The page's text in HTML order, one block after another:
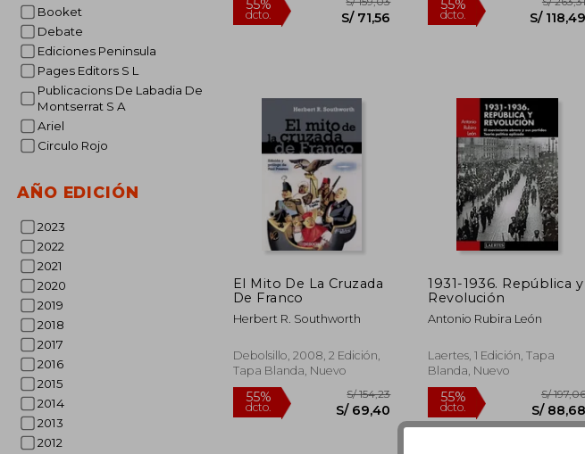
Booket
Debate
Ediciones Peninsula
Pages Editors S L
Publicacions De Labadia De
Montserrat S A
Ariel
Circulo Rojo
AÑO EDICIÓN
2023
2022
2021
2020
2019
2018
2017
2016
2015
2014
2013
2012
55%
dcto.
55%
dcto.
El Mito De La Cruzada
De Franco
Herbert R. Southworth
Debolsillo, 2008, 2 Edición,
Tapa Blanda, Nuevo
1931-1936. República y
Revolución
Antonio Rubira León
Laertes, 1 Edición, Tapa
Blanda, Nuevo